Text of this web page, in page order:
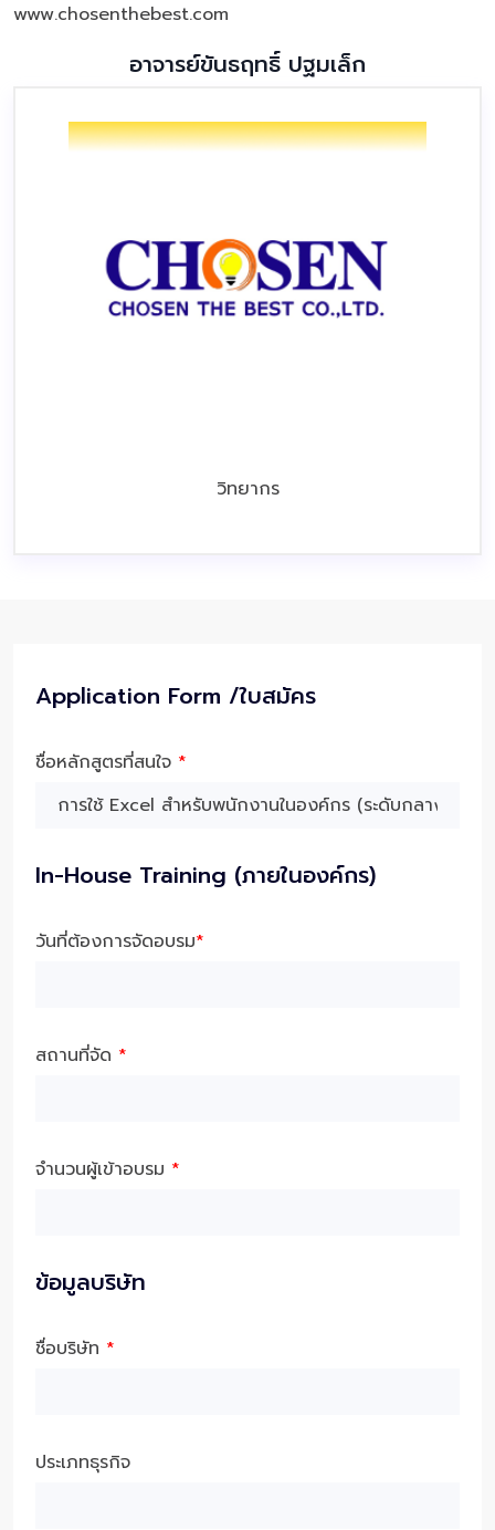
www.chosenthebest.com
อาจารย์ขันธฤทธิ์ ปฐมเล็ก
วิทยากร
Application Form /ใบสมัคร
ชื่อหลักสูตรที่สนใจ *
In-House Training (ภายในองค์กร)
วันที่ต้องการจัดอบรม*
สถานที่จัด *
จำนวนผู้เข้าอบรม *
ข้อมูลบริษัท
ชื่อบริษัท *
ประเภทธุรกิจ